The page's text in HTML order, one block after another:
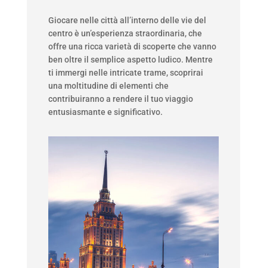
Giocare nelle città all’interno delle vie del
centro è un’esperienza straordinaria, che
offre una ricca varietà di scoperte che vanno
ben oltre il semplice aspetto ludico. Mentre
ti immergi nelle intricate trame, scoprirai
una moltitudine di elementi che
contribuiranno a rendere il tuo viaggio
entusiasmante e significativo.